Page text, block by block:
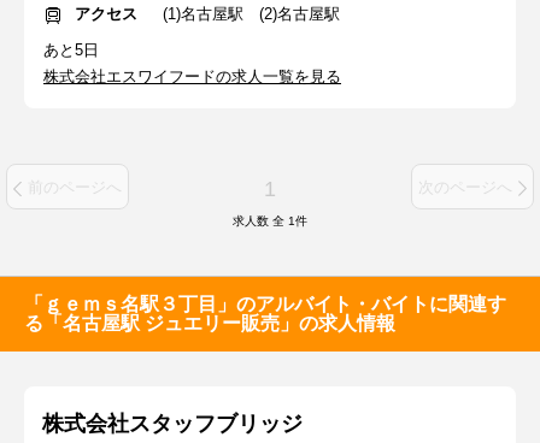
アクセス
(1)名古屋駅 (2)名古屋駅
あと5日
株式会社エスワイフードの求人一覧を見る
前のページへ 1 次のページへ
求人数 全 1件
「ｇｅｍｓ名駅３丁目」のアルバイト・バイトに関連す
る「名古屋駅 ジュエリー販売」の求人情報
株式会社スタッフブリッジ